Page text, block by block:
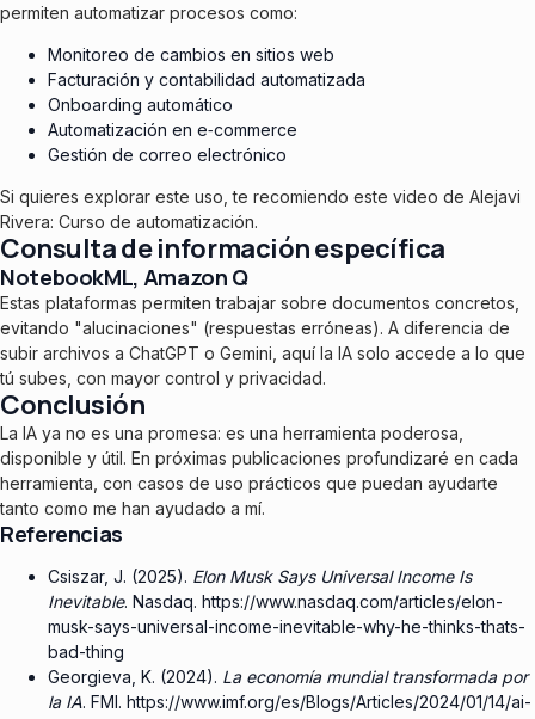
permiten automatizar procesos como:
Monitoreo de cambios en sitios web
Facturación y contabilidad automatizada
Onboarding automático
Automatización en e‑commerce
Gestión de correo electrónico
Si quieres explorar este uso, te recomiendo este video de Alejavi
Rivera: Curso de automatización.
Consulta de información específica
NotebookML, Amazon Q
Estas plataformas permiten trabajar sobre documentos concretos,
evitando "alucinaciones" (respuestas erróneas). A diferencia de
subir archivos a ChatGPT o Gemini, aquí la IA solo accede a lo que
tú subes, con mayor control y privacidad.
Conclusión
La IA ya no es una promesa: es una herramienta poderosa,
disponible y útil. En próximas publicaciones profundizaré en cada
herramienta, con casos de uso prácticos que puedan ayudarte
tanto como me han ayudado a mí.
Referencias
Csiszar, J. (2025). Elon Musk Says Universal Income Is
Inevitable. Nasdaq. https://www.nasdaq.com/articles/elon-
musk-says-universal-income-inevitable-why-he-thinks-thats-
bad-thing
Georgieva, K. (2024). La economía mundial transformada por
la IA. FMI. https://www.imf.org/es/Blogs/Articles/2024/01/14/ai-